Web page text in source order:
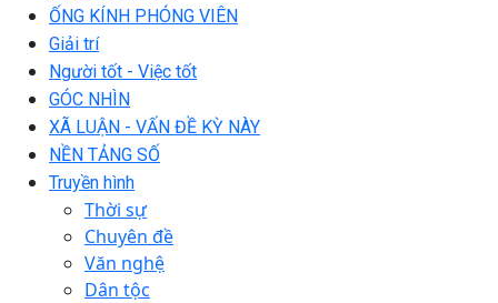
ỐNG KÍNH PHÓNG VIÊN
Giải trí
Người tốt - Việc tốt
GÓC NHÌN
XÃ LUẬN - VẤN ĐỀ KỲ NÀY
NỀN TẢNG SỐ
Truyền hình
Thời sự
Chuyên đề
Văn nghệ
Dân tộc